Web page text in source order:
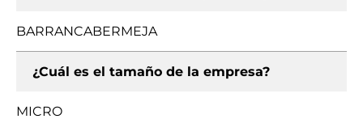
BARRANCABERMEJA
¿Cuál es el tamaño de la empresa?
MICRO